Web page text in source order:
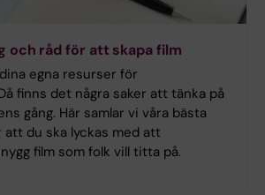
och råd för att skapa film
egna resurser för
finns det några saker att tänka på
gång. Här samlar vi våra bästa
du ska lyckas med att
film som folk vill titta på.